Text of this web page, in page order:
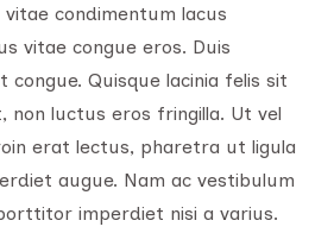
condimentum lacus
vitae congue eros. Duis
Quisque lacinia felis sit
non luctus eros fringilla. Ut vel
erat lectus, pharetra ut ligula
augue. Nam ac vestibulum
imperdiet nisi a varius.